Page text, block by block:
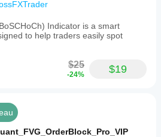
Indicator is a smart
to help traders easily spot
$25
-24% $19